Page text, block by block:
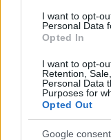
I want to opt-
Personal Data
Opted In
I want to opt-
Retention,
Personal Data
Purposes for
Opted Out
Google